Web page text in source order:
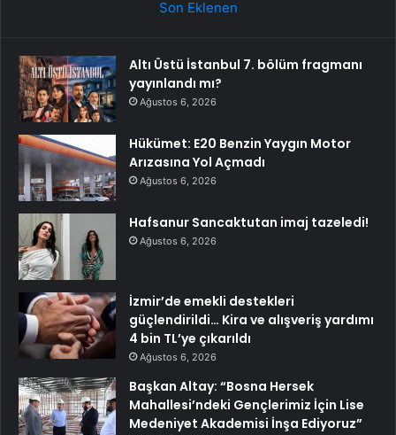
Son Eklenen
Altı Üstü İstanbul 7. bölüm fragmanı
yayınlandı mı?
Ağustos 6, 2026
Hükümet: E20 Benzin Yaygın Motor
Arızasına Yol Açmadı
Ağustos 6, 2026
Hafsanur Sancaktutan imaj tazeledi!
Ağustos 6, 2026
İzmir’de emekli destekleri
güçlendirildi… Kira ve alışveriş yardımı
4 bin TL’ye çıkarıldı
Ağustos 6, 2026
Başkan Altay: “Bosna Hersek
Mahallesi’ndeki Gençlerimiz İçin Lise
Medeniyet Akademisi İnşa Ediyoruz”